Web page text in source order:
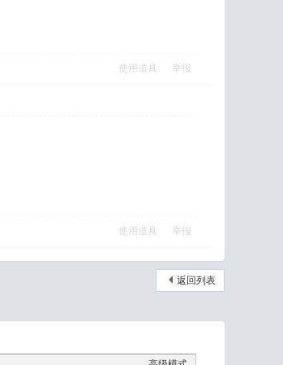
使用道具 举报
使用道具 举报
返回列表